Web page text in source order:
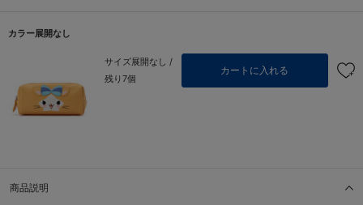
カラー展開なし
サイズ展開なし /
残り7個
カートに入れる
商品説明